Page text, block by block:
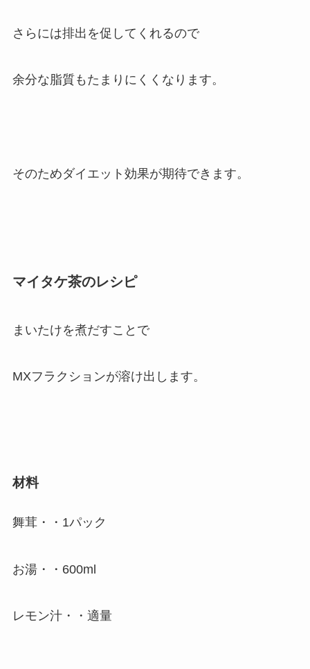
さらには排出を促してくれるので
余分な脂質もたまりにくくなります。
そのためダイエット効果が期待できます。
マイタケ茶のレシピ
まいたけを煮だすことで
MXフラクションが溶け出します。
材料
舞茸・・1パック
お湯・・600ml
レモン汁・・適量